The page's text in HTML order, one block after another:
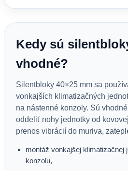
Kedy sú
vhodné?
Silentbloky 40×25 mm sa
vonkajších klimatizačných
na nástenné konzoly. Sú
oddeliť nohy jednotky od
prenos vibrácií do muriva,
montáž vonkajšej klimatizačnej
konzolu,